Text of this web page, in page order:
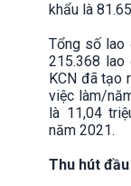
khẩu là
Tổng số lao
215.368 lao
KCN đã tạo
việc làm/
là 11,04
năm 2021.
Thu hút